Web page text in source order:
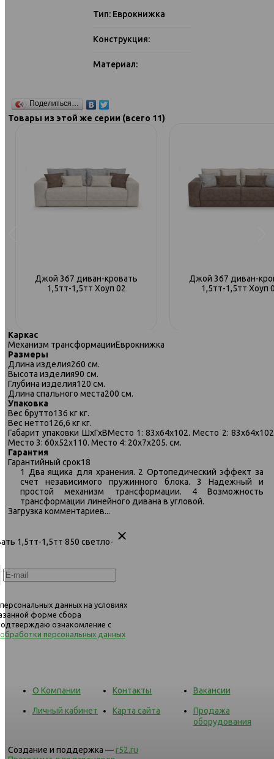
Тип: Еврокнижка
Конструкция:
Материал:
Поделиться…
Товары из этой же серии (всего 11)
Джой 367 диван-кровать
1,5тт-1,5тт Хоуп 02
Джой 367 диван-
1,5тт-1,5тт Хоуп
264 диван-кровать
1.5ек-1.5ек-1.5ек 1367 серо-
голубой
264 угловой диван-
1.5ек-1.5ек-1.5пф 1367
Каркас
Механизм трансформацииЕврокнижка
Размеры
Длина изделия260 см.
Высота изделия90 см.
Глубина изделия120 см.
Длина спального места200 см.
Упаковка
Вес брутто136 кг кг.
Вес нетто126,6 кг кг.
Габарит упаковки ШхГхВМесто 1: 83х64х102. Место 2:
Место 3: 60х52х110. Место 4: 20х7х205. см.
Гарантия
Гарантийный срок18
1 Два ящика для хранения. 2 Ортопедический эффект за
счет независимого пружинного блока. 3 Надежный и
простой механизм трансформации. 4 Возможность
трансформации линейного дивана в угловой.
Загрузка комментариев...
1,5тт-1,5тт 850 светло-
данных на условиях
форме сбора
ознакомление с
персональных данных
О Компании Контакты Вакансии
Личный кабинет Карта сайта
Продажа
оборудования
Создание и поддержка —r52.ru